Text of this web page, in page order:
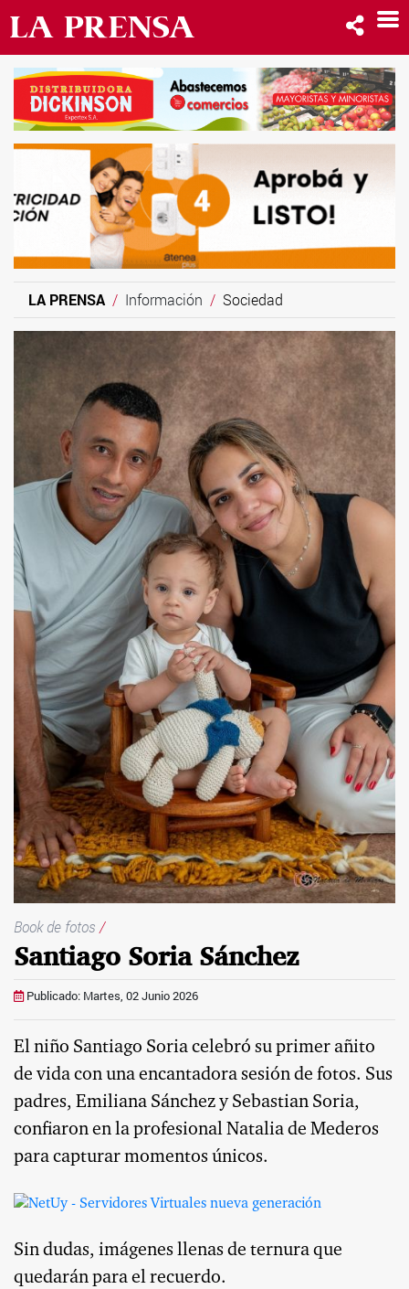
LA PRENSA Información Sociedad
Book de fotos /
Santiago Soria Sánchez
Publicado: Martes, 02 Junio 2026
El niño Santiago Soria celebró su primer añito
de vida con una encantadora sesión de fotos. Sus
padres, Emiliana Sánchez y Sebastian Soria,
confiaron en la profesional Natalia de Mederos
para capturar momentos únicos.
Sin dudas, imágenes llenas de ternura que
quedarán para el recuerdo.